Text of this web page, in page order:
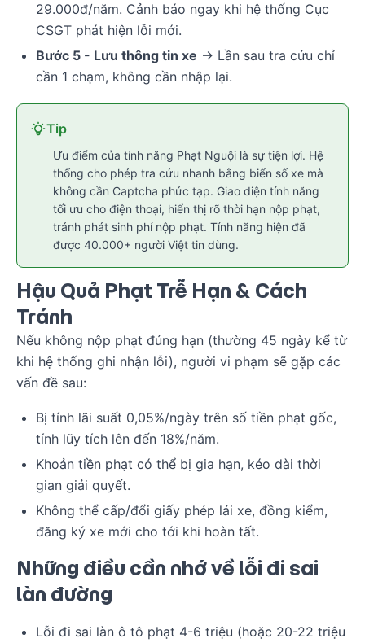
29.000đ/năm. Cảnh báo ngay khi hệ thống Cục
CSGT phát hiện lỗi mới.
Bước 5 - Lưu thông tin xe → Lần sau tra cứu chỉ
cần 1 chạm, không cần nhập lại.
Tip
Ưu điểm của tính năng Phạt Nguội là sự tiện lợi. Hệ
thống cho phép tra cứu nhanh bằng biển số xe mà
không cần Captcha phức tạp. Giao diện tính năng
tối ưu cho điện thoại, hiển thị rõ thời hạn nộp phạt,
tránh phát sinh phí nộp phạt. Tính năng hiện đã
được 40.000+ người Việt tin dùng.
Hậu Quả Phạt Trễ Hạn & Cách
Tránh
Nếu không nộp phạt đúng hạn (thường 45 ngày kể từ
khi hệ thống ghi nhận lỗi), người vi phạm sẽ gặp các
vấn đề sau:
Bị tính lãi suất 0,05%/ngày trên số tiền phạt gốc,
tính lũy tích lên đến 18%/năm.
Khoản tiền phạt có thể bị gia hạn, kéo dài thời
gian giải quyết.
Không thể cấp/đổi giấy phép lái xe, đồng kiểm,
đăng ký xe mới cho tới khi hoàn tất.
Những điều cần nhớ về lỗi đi sai
làn đường
Lỗi đi sai làn ô tô phạt 4-6 triệu (hoặc 20-22 triệu